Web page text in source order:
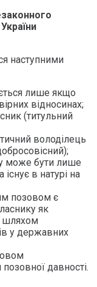
наступними
лише якщо
відносинах;
(титульний
володілець
може бути лише
існує в натурі на
позовом є
як
шляхом
у державних
давності.